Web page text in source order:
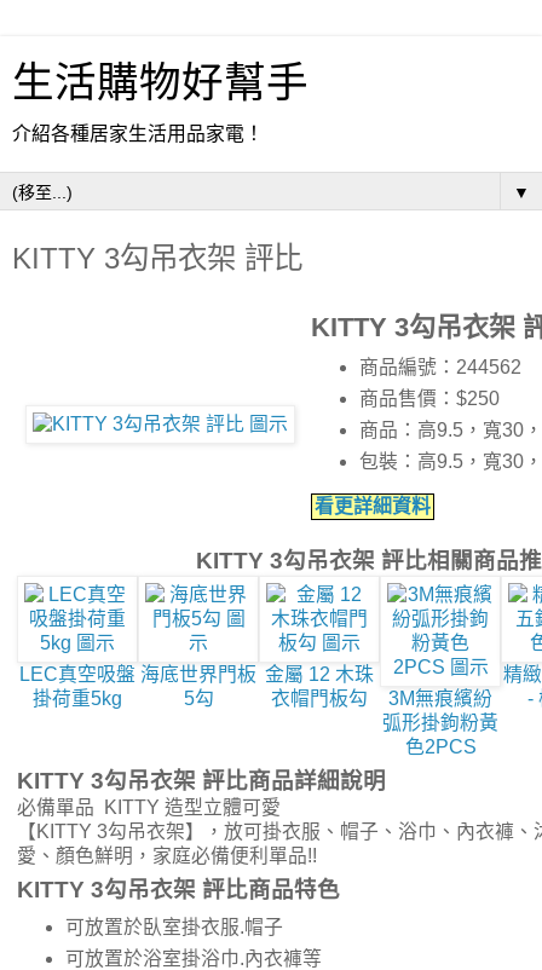
生活購物好幫手
介紹各種居家生活用品家電！
▼
KITTY 3勾吊衣架 評比
KITTY 3勾吊衣架
商品編號：244562
商品售價：$250
商品：高9.5，寬30
包裝：高9.5，寬30
看更詳細資料
KITTY 3勾吊衣架 評比相關商品
LEC真空吸盤
掛荷重5kg
海底世界門板
5勾
金屬 12 木珠
衣帽門板勾
3M無痕繽紛
弧形掛鉤粉黃
色2PCS
精
-
KITTY 3勾吊衣架 評比商品詳細說明
必備單品 KITTY 造型立體可愛
【KITTY 3勾吊衣架】，放可掛衣服、帽子、浴巾、內衣褲
愛、顏色鮮明，家庭必備便利單品!!
KITTY 3勾吊衣架 評比商品特色
可放置於臥室掛衣服.帽子
可放置於浴室掛浴巾.內衣褲等